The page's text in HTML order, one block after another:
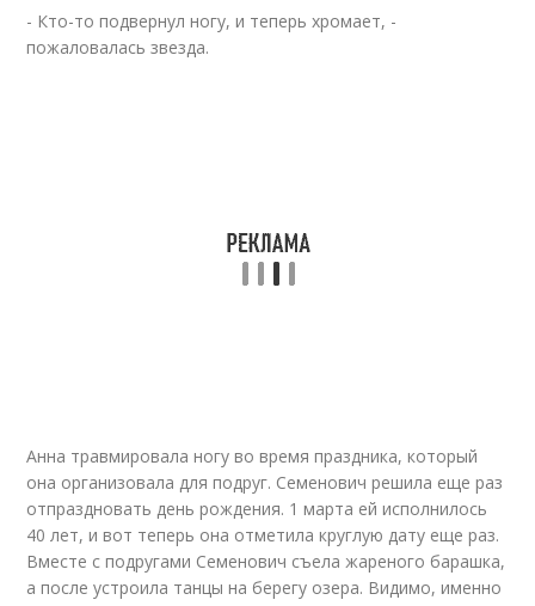
- Кто-то подвернул ногу, и теперь хромает, -
пожаловалась звезда.
Анна травмировала ногу во время праздника, который
она организовала для подруг. Семенович решила еще раз
отпраздновать день рождения. 1 марта ей исполнилось
40 лет, и вот теперь она отметила круглую дату еще раз.
Вместе с подругами Семенович съела жареного барашка,
а после устроила танцы на берегу озера. Видимо, именно